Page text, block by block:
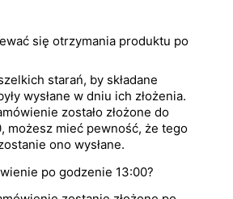
się otrzymania produktu po
starań, by składane
wysłane w dniu ich złożenia.
zostało złożone do
możesz mieć pewność, że tego
ono wysłane.
po godzenie 13:00?